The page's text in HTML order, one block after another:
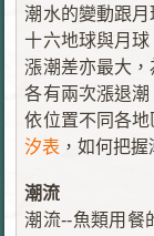
潮水的變動跟
十六地球與月
漲潮差亦最大
各有兩次漲退潮
依位置不同各
汐表 ，如何把
潮流
潮流--魚類用餐